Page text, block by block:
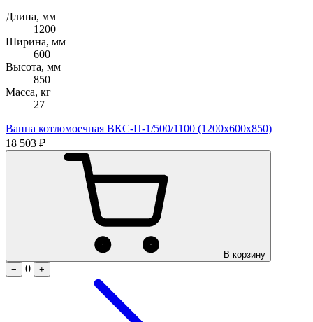
Длина, мм
1200
Ширина, мм
600
Высота, мм
850
Масса, кг
27
Ванна котломоечная ВКС-П-1/500/1100 (1200х600х850)
18 503 ₽
В корзину
−
0 +